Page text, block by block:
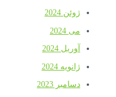
ژوئن 2024
می 2024
آوریل 2024
ژانویه 2024
دسامبر 2023